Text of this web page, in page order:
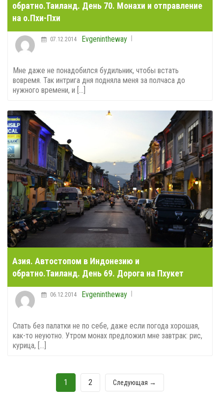
обратно.Таиланд. День 70. Монахи и отправление
на о.Пхи-Пхи
Evgenintheway
07.12.2014
Мне даже не понадобился будильник, чтобы встать
вовремя. Так интрига дня подняла меня за полчаса до
нужного времени, и [...]
Азия. Автостопом в Индонезию и
обратно.Таиланд. День 69. Дорога на Пхукет
Evgenintheway
06.12.2014
Спать без палатки не по себе, даже если погода хорошая,
как-то неуютно. Утром монах предложил мне завтрак: рис,
курица, [...]
1 2 Следующая →